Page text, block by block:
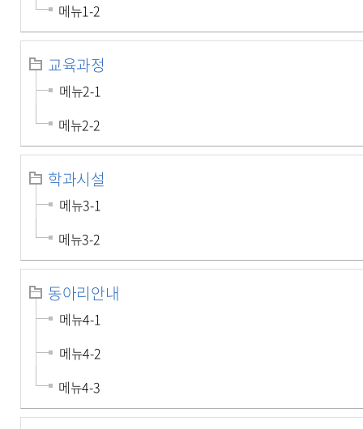
메뉴1-2
교육과정
메뉴2-1
메뉴2-2
학과시설
메뉴3-1
메뉴3-2
동아리안내
메뉴4-1
메뉴4-2
메뉴4-3